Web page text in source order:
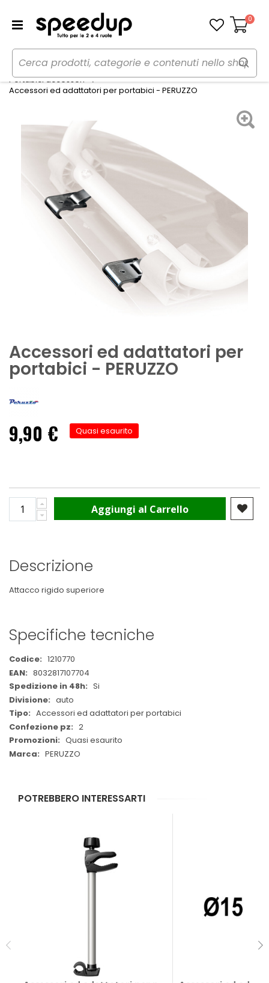
Carrello
0
Home Auto
Portaggio e carico
Portabici accessori
Accessori ed adattatori per portabici - PERUZZO
Accessori ed adattatori per
portabici - PERUZZO
9,90 € Quasi esaurito
Aggiungi al Carrello
Descrizione
Attacco rigido superiore
Specifiche tecniche
Maggiori
Informazioni
1210770
8032817107704
Si
auto
Accessori ed adattatori per portabici
2
Quasi esaurito
PERUZZO
POTREBBERO INTERESSARTI